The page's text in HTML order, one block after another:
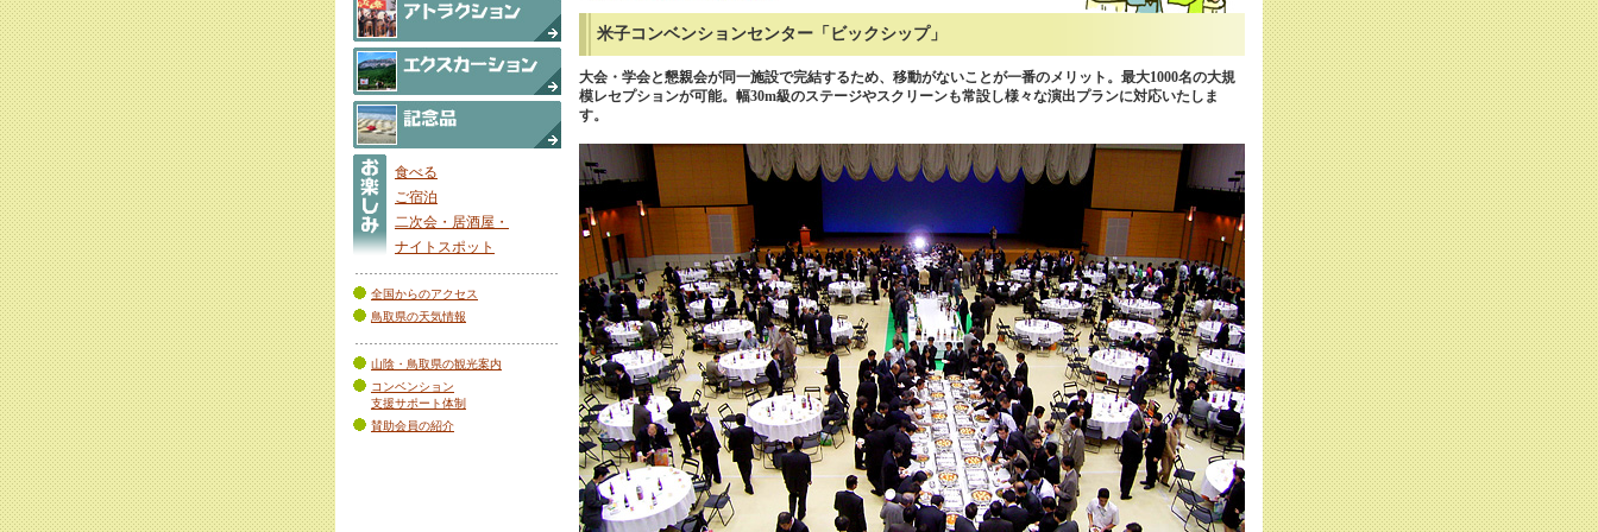
食べる
ご宿泊
二次会・居酒屋・
ナイトスポット
全国からのアクセス
鳥取県の天気情報
山陰・鳥取県の観光案内
コンベンション
支援サポート体制
賛助会員の紹介
米子コンベンションセンター「ビックシップ」
大会・学会と懇親会が同一施設で完結するため、移動がないことが一番のメリット。最大1000名の大規
模レセプションが可能。幅30m級のステージやスクリーンも常設し様々な演出プランに対応いたしま
す。